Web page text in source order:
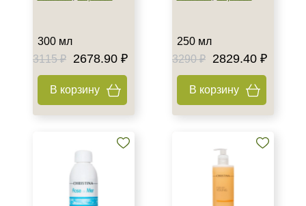
Назначение против
Акне
Возрастные изменения
300 мл
3115 ₽
2678.90 ₽
В корзину
250 мл
3290 ₽
2829.40 ₽
В корзину